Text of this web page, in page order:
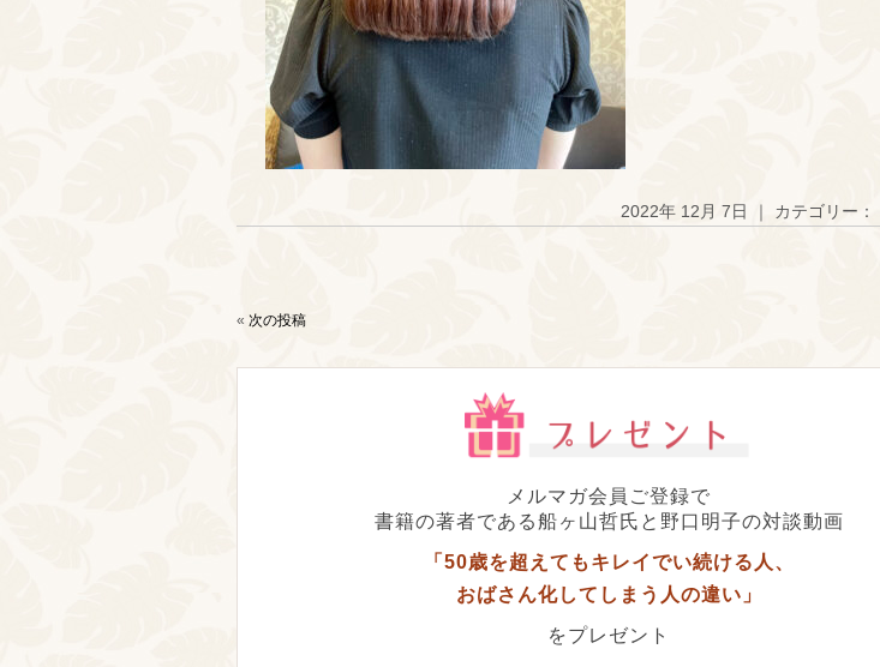
2022年 12月 7日 ｜ カテゴリー：
« 次の投稿
メルマガ会員ご登録で
書籍の著者である船ヶ山哲氏と野口明子の対談動画
「50歳を超えてもキレイでい続ける人、
おばさん化してしまう人の違い」
をプレゼント